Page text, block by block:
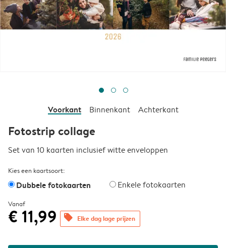
Voorkant Binnenkant Achterkant
Fotostrip collage
Set van 10 kaarten inclusief witte enveloppen
Kies een kaartsoort:
Dubbele fotokaarten Enkele fotokaarten
Vanaf
€ 11,99 offers Elke dag lage prijzen